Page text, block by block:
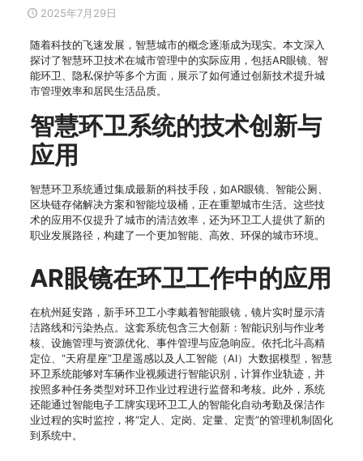
2025年7月29日
随着科技的飞速发展，智慧城市的概念逐渐成为现实。本文深入
探讨了智慧环卫技术在城市管理中的实际应用，包括AR眼镜、智
能环卫、隐私保护等多个方面，展示了如何通过创新技术提升城
市管理效率和居民生活品质。
智慧环卫系统的技术创新与
应用
智慧环卫系统通过集成最新的科技手段，如AR眼镜、智能公厕、
区块链存储解决方案和智能垃圾桶，正在重塑城市生活。这些技
术的应用不仅提升了城市的清洁效率，还为环卫工人提供了新的
职业发展路径，构建了一个更加智能、高效、环保的城市环境。
AR眼镜在环卫工作中的应用
在杭州延安路，新手环卫工小李戴着智能眼镜，镜片实时显示清
洁路线和污染热点。这套系统包含三大创新：智能识别与作业考
核、设施管理与资源优化、事件管理与应急响应。依托北斗高精
定位、“天府星座”卫星遥感以及人工智能（AI）大数据模型，智慧
环卫系统能够对车辆作业视频进行智能识别，计算作业轨迹，并
按照多种任务类型对环卫作业过程进行监督和考核。此外，系统
还能通过智能电子工牌实现环卫工人的智能化自动考勤及保洁作
业过程的实时监控，将“定人、定岗、定量、定责”的管理机制固化
到系统中。